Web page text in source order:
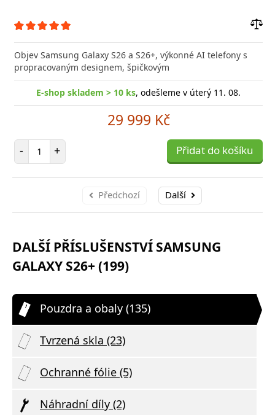
Objev Samsung Galaxy S26 a S26+, výkonné AI telefony s
propracovaným designem, špičkovým
E-shop skladem > 10 ks, odešleme v úterý 11. 08.
29 999 Kč
- Počet položek
+ Přidat do košíku
Předchozí Další
DALŠÍ PŘÍSLUŠENSTVÍ SAMSUNG
GALAXY S26+ (199)
Pouzdra a obaly (135)
Tvrzená skla (23)
Ochranné fólie (5)
Náhradní díly (2)